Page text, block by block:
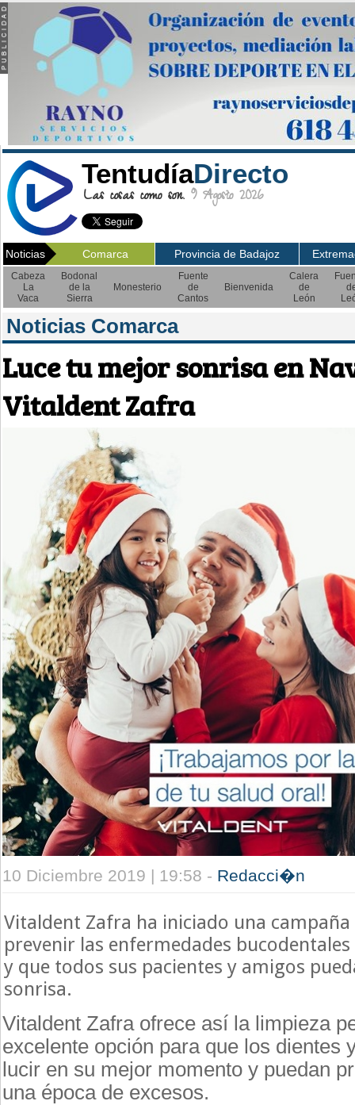
TentudíaDirecto
Las cosas como son. 9 Agosto 2026
Noticias Comarca Provincia de Badajoz
Cabeza
La
Vaca
Bodonal
de la
Sierra
Monesterio
Fuente
de
Cantos
Bienvenida
Calera
de
León
Noticias Comarca
Luce tu mejor sonrisa en
Vitaldent Zafra
10 Diciembre 2019 | 19:58 - Redacci�n
Vitaldent Zafra ha iniciado una
prevenir las enfermedades
y que todos sus pacientes y amigos
sonrisa.
Vitaldent Zafra ofrece así la limpieza
excelente opción para que los dientes
lucir en su mejor momento y puedan
una época de excesos.